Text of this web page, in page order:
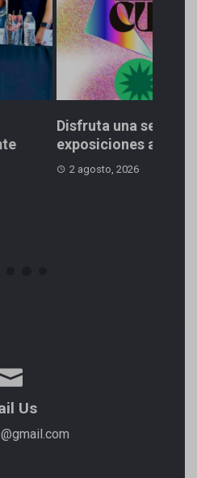
de cine, teatro y
Us